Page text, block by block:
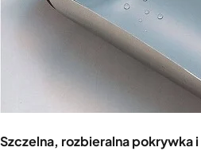
Szczelna, rozbieralna pokrywka